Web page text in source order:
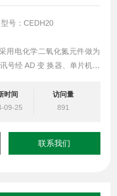
号：CEDH20
用电化学二氧化氮元件做为
换器、单片机处
定器将发出 闪光及蜂鸣讯号。
时间
09-25
访问量
891
联系我们